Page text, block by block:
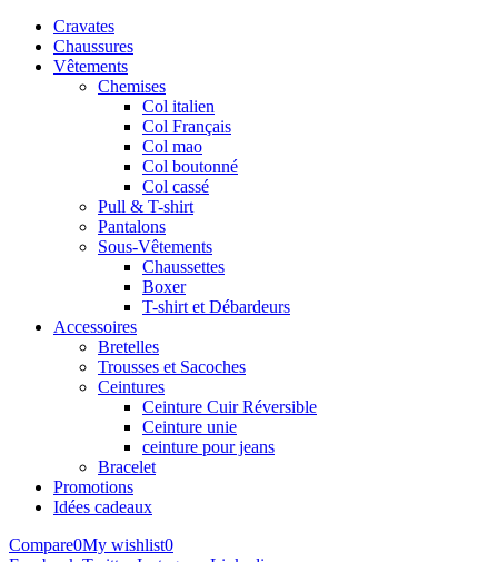
Cravates
Chaussures
Vêtements
Chemises
Col italien
Col Français
Col mao
Col boutonné
Col cassé
Pull & T-shirt
Pantalons
Sous-Vêtements
Chaussettes
Boxer
T-shirt et Débardeurs
Accessoires
Bretelles
Trousses et Sacoches
Ceintures
Ceinture Cuir Réversible
Ceinture unie
ceinture pour jeans
Bracelet
Promotions
Idées cadeaux
Compare0My wishlist0